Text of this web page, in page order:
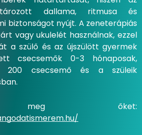
dallama, ritmusa és
biztonságot nyújt. A zeneterápiás
vagy ukulelét használnak, ezzel
a szülő és az újszülött gyermek
csecsemők 0-3 hónaposak,
200 csecsemő és a szüleik
meg őket: